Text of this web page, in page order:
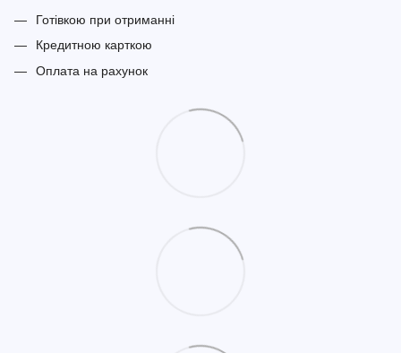
Готівкою при отриманні
Кредитною карткою
Оплата на рахунок